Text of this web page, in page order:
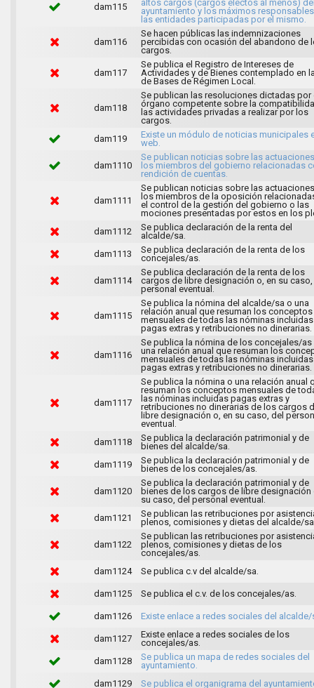
dam115
altos cargos (cargos electos al menos)
ayuntamiento y los máximos
las entidades participadas por el mismo.
dam116
Se hacen públicas las indemnizaciones
percibidas con ocasión del abandono de
cargos.
dam117
Se publica el Registro de Intereses de
Actividades y de Bienes contemplado en
de Bases de Régimen Local.
dam118
Se publican las resoluciones dictadas por
órgano competente sobre la
las actividades privadas a realizar por los
cargos.
dam119
Existe un módulo de noticias municipales
web.
dam1110
Se publican noticias sobre las
los miembros del gobierno relacionadas
rendición de cuentas.
dam1111
Se publican noticias sobre las
los miembros de la oposición
el control de la gestión del gobierno o las
mociones presentadas por estos en los
dam1112
Se publica declaración de la renta del
alcalde/sa.
dam1113
Se publica declaración de la renta de los
concejales/as.
dam1114
Se publica declaración de la renta de los
cargos de libre designación o, en su
personal eventual.
dam1115
Se publica la nómina del alcalde/sa o una
relación anual que resuman los conceptos
mensuales de todas las nóminas incluidas
pagas extras y retribuciones no dinerarias.
dam1116
Se publica la nómina de los concejales/as
una relación anual que resuman los
mensuales de todas las nóminas incluidas
pagas extras y retribuciones no dinerarias.
dam1117
Se publica la nómina o una relación anual
resuman los conceptos mensuales de
las nóminas incluidas pagas extras y
retribuciones no dinerarias de los cargos
libre designación o, en su caso, del
eventual.
dam1118
Se publica la declaración patrimonial y de
bienes del alcalde/sa.
dam1119
Se publica la declaración patrimonial y de
bienes de los concejales/as.
dam1120
Se publica la declaración patrimonial y de
bienes de los cargos de libre designación
su caso, del personal eventual.
dam1121
Se publican las retribuciones por
plenos, comisiones y dietas del alcalde/
dam1122
Se publican las retribuciones por
plenos, comisiones y dietas de los
concejales/as.
dam1124
Se publica c.v del alcalde/sa.
dam1125 Se publica el c.v. de los concejales/as.
dam1126 Existe enlace a redes sociales del alcalde/
dam1127
Existe enlace a redes sociales de los
concejales/as.
dam1128
Se publica un mapa de redes sociales del
ayuntamiento.
dam1129
Se publica el organigrama del